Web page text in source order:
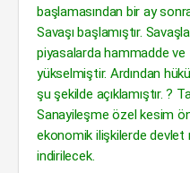
başlamasından bir ay
Savaşı başlamıştır.
piyasalarda hammadde ve
yükselmiştir. Ardından
şu şekilde açıklamıştır. ?
Sanayileşme özel kesim
ekonomik ilişkilerde devlet
indirilecek.